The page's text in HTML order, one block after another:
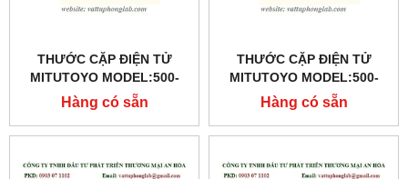
THƯỚC CẶP ĐIỆN TỬ
MITUTOYO MODEL:500-
500-10
Hàng có sẵn
THƯỚC CẶP ĐIỆN TỬ
MITUTOYO MODEL:500-
754-10
Hàng có sẵn